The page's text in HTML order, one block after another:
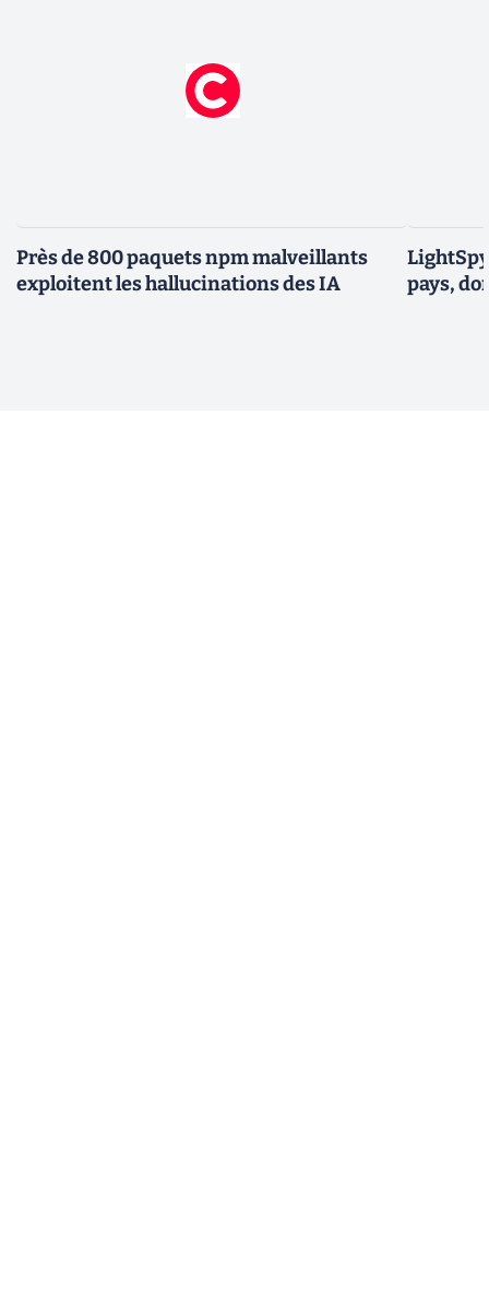
Près de 800 paquets npm malveillants
exploitent les hallucinations des IA
pays,